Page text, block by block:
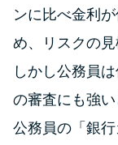
ンに比べ金利
め、リスクの見
しかし公務員
の審査にも強
公務員の「銀